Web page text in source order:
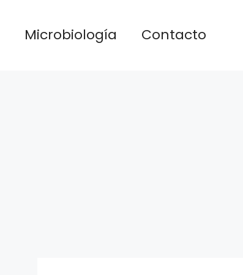
Microbiología Contacto